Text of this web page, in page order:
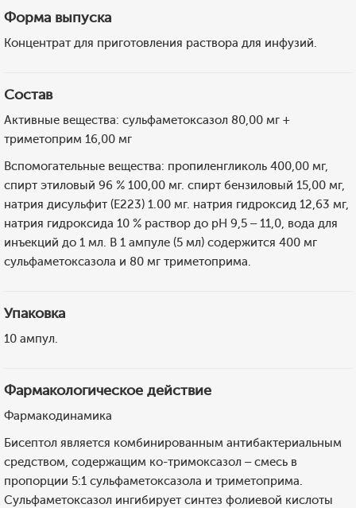
Форма выпуска
Концентрат для приготовления раствора для инфузий.
Состав
Активные вещества: сульфаметоксазол 80,00 мг +
триметоприм 16,00 мг
Вспомогательные вещества: пропиленгликоль 400,00 мг,
спирт этиловый 96 % 100,00 мг. спирт бензиловый 15,00 мг,
натрия дисульфит (Е223) 1.00 мг. натрия гидроксид 12,63 мг,
натрия гидроксида 10 % раствор до рН 9,5 – 11,0, вода для
инъекций до 1 мл. В 1 ампуле (5 мл) содержится 400 мг
сульфаметоксазола и 80 мг триметоприма.
Упаковка
10 ампул.
Фармакологическое действие
Фармакодинамика
Бисептол является комбинированным антибактериальным
средством, содержащим ко-тримоксазол – смесь в
пропорции 5:1 сульфаметоксазола и триметоприма.
Сульфаметоксазол ингибирует синтез фолиевой кислоты